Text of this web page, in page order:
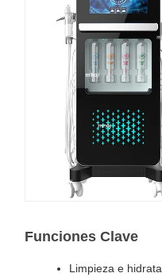
Funciones Clave
Limpieza e